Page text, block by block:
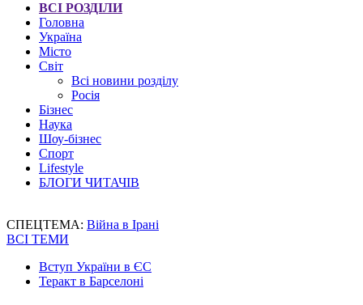
ВСІ РОЗДІЛИ
Головна
Україна
Місто
Світ
Всі новини розділу
Росія
Бізнес
Наука
Шоу-бізнес
Спорт
Lifestyle
БЛОГИ ЧИТАЧІВ
СПЕЦТЕМА: Війна в Ірані
ВСІ ТЕМИ
Вступ України в ЄС
Теракт в Барселоні